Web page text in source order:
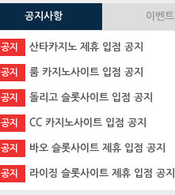
공지사항 이벤트
공지 산타카지노 제휴 입점 공지
공지 룸 카지노사이트 입점 공지
공지 돌리고 슬롯사이트 입점 공지
공지 CC 카지노사이트 입점 공지
공지 바오 슬롯사이트 제휴 입점 공지
공지 라이징 슬롯사이트 제휴 입점 공지